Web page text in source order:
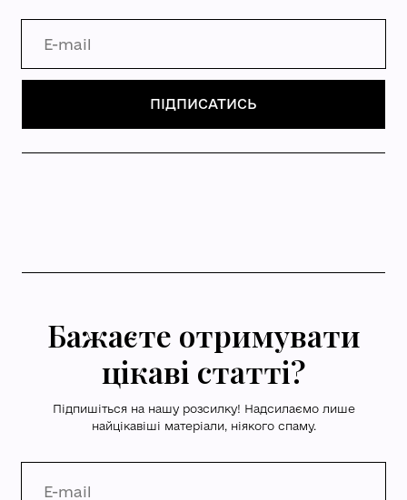
Бажаєте отримувати
цікаві статті?
Підпишіться на нашу розсилку! Надсилаємо лише
найцікавіші матеріали, ніякого спаму.